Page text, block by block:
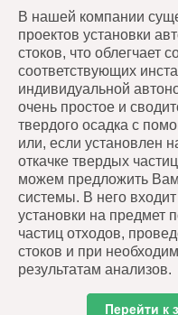
В нашей компании
проектов установки
стоков, что облегчает
соответствующих
индивидуальной
очень простое и
твердого осадка с
или, если установлен
откачке твердых
можем предложить
системы. В него
установки на предмет
частиц отходов,
стоков и при
результатам анализов.